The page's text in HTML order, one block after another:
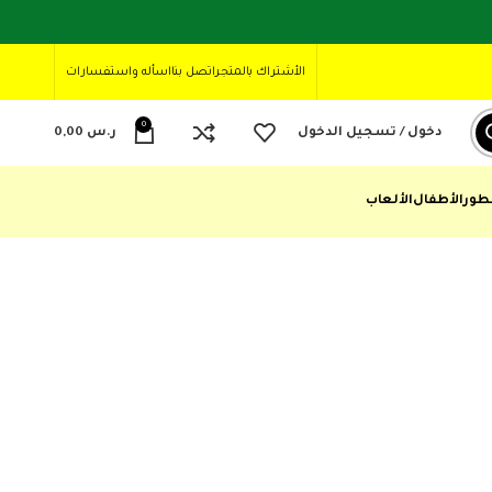
الأشتراك بالمتجراتصل بنااسأله واستفسارات
دخول / تسجيل الدخول
0
ر.س
الأطفالالألعاب